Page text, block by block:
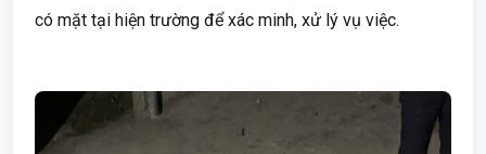
có mặt tại hiện trường để xác minh, xử lý vụ việc.